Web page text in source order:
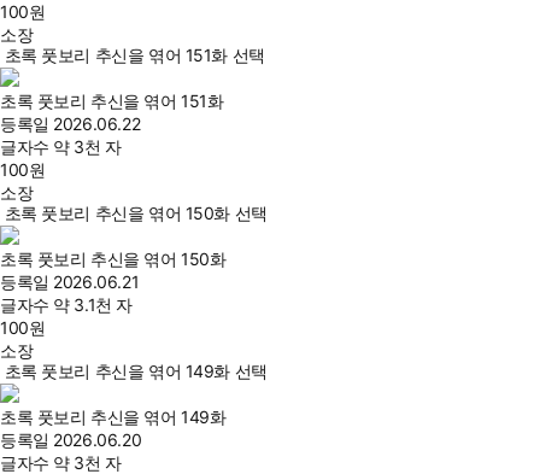
100원
소장
초록 풋보리 추신을 엮어 151화 선택
초록 풋보리 추신을 엮어 151화
등록일 2026.06.22
글자수 약 3천 자
100원
소장
초록 풋보리 추신을 엮어 150화 선택
초록 풋보리 추신을 엮어 150화
등록일 2026.06.21
글자수 약 3.1천 자
100원
소장
초록 풋보리 추신을 엮어 149화 선택
초록 풋보리 추신을 엮어 149화
등록일 2026.06.20
글자수 약 3천 자